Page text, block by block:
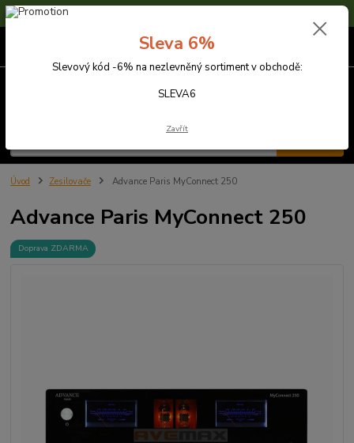
Sleva 6% na nezlevněné zboží s kódem SLEVA6
Úvod Zesilovače Advance Paris MyConnect 250
Advance Paris MyConnect 250
Doprava ZDARMA
Sleva 6%
Slevový kód -6% na nezlevněný sortiment v obchodě:
SLEVA6
Zavřít